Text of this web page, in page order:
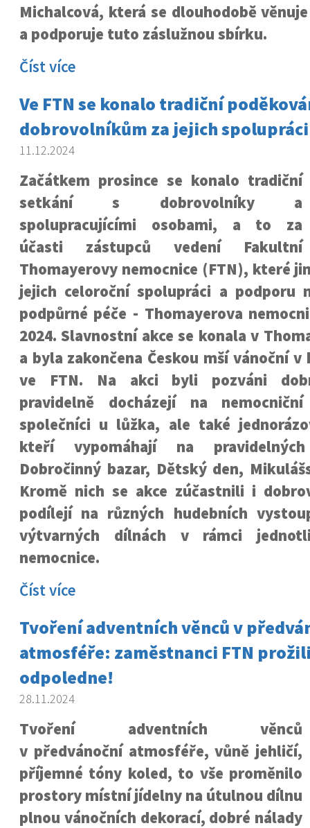
Michalcová, která se dlouhodobě
a podporuje tuto záslužnou sbírku.
Číst více
Ve FTN se konalo tradiční
dobrovolníkům za jejich spolupráci
11.12.2024
Začátkem prosince se konalo tradiční
setkání s dobrovolníky a
spolupracujícími osobami, a to za
účasti zástupců vedení Fakultní
Thomayerovy nemocnice (FTN), které
jejich celoroční spolupráci a podporu
podpůrné péče - Thomayerova
2024. Slavnostní akce se konala v
a byla zakončena Českou mší vánoční v
ve FTN. Na akci byli pozváni
pravidelně docházejí na
společníci u lůžka, ale také
kteří vypomáhají na
Dobročinný bazar, Dětský den,
Kromě nich se akce zúčastnili i
podílejí na různých hudebních
výtvarných dílnách v rámci
nemocnice.
Číst více
Tvoření adventních věnců v
atmosféře: zaměstnanci FTN
odpoledne!
28.11.2024
Tvoření adventních věnců
v předvánoční atmosféře, vůně jehličí,
příjemné tóny koled, to vše proměnilo
prostory místní jídelny na útulnou dílnu
plnou vánočních dekorací, dobré nálady